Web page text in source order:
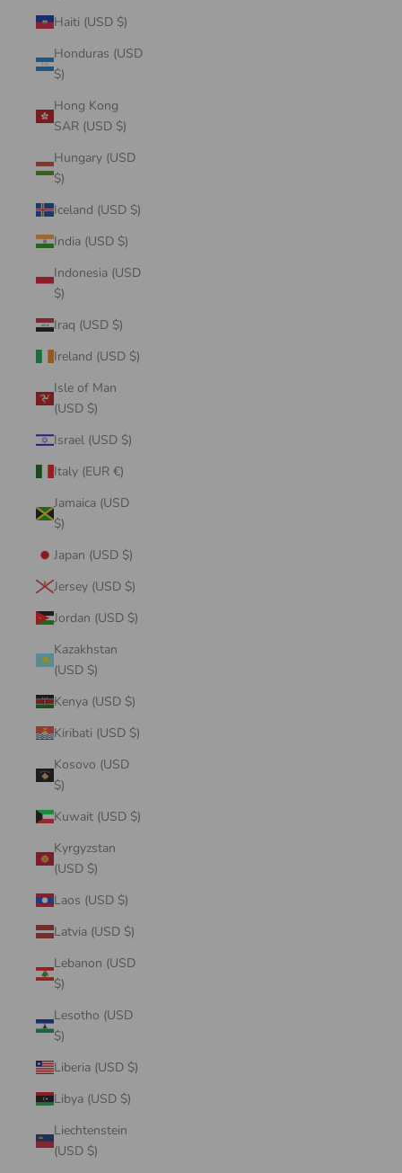
Haiti (USD $)
Honduras (USD
$)
Hong Kong
SAR (USD $)
Hungary (USD
$)
Iceland (USD $)
India (USD $)
Indonesia (USD
$)
Iraq (USD $)
Ireland (USD $)
Isle of Man
(USD $)
Israel (USD $)
Italy (EUR €)
Jamaica (USD
$)
Japan (USD $)
Jersey (USD $)
Jordan (USD $)
Kazakhstan
(USD $)
Kenya (USD $)
Kiribati (USD $)
Kosovo (USD
$)
Kuwait (USD $)
Kyrgyzstan
(USD $)
Laos (USD $)
Latvia (USD $)
Lebanon (USD
$)
Lesotho (USD
$)
Liberia (USD $)
Libya (USD $)
Liechtenstein
(USD $)